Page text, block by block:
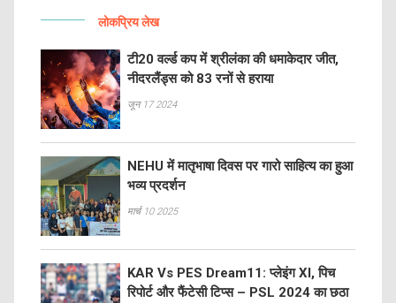
लोकप्रिय लेख
टी20 वर्ल्ड कप में श्रीलंका की धमाकेदार जीत,
नीदरलैंड्स को 83 रनों से हराया
जून 17 2024
NEHU में मातृभाषा दिवस पर गारो साहित्य का हुआ
भव्य प्रदर्शन
मार्च 10 2025
KAR Vs PES Dream11: प्लेइंग XI, पिच
रिपोर्ट और फैंटेसी टिप्स – PSL 2024 का छठा